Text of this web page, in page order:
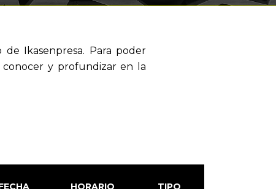
Ikasenpresa. Para poder
conocer y profundizar en la
HORARIO TIPO